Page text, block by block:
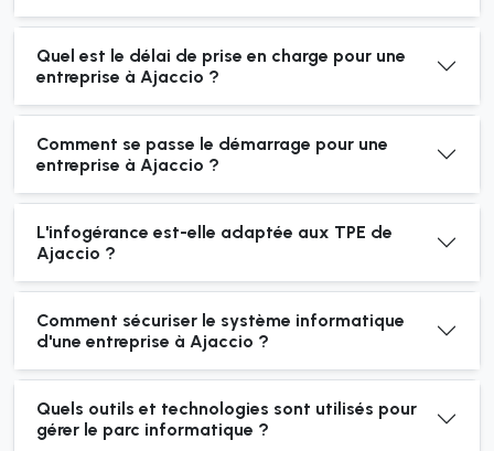
Quel est le délai de prise en charge pour une
entreprise à Ajaccio ?
Comment se passe le démarrage pour une
entreprise à Ajaccio ?
L'infogérance est-elle adaptée aux TPE de
Ajaccio ?
Comment sécuriser le système informatique
d'une entreprise à Ajaccio ?
Quels outils et technologies sont utilisés pour
gérer le parc informatique ?